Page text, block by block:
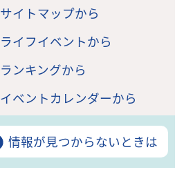
サイトマップから
ライフイベントから
ランキングから
イベントカレンダーから
情報が見つからないときは